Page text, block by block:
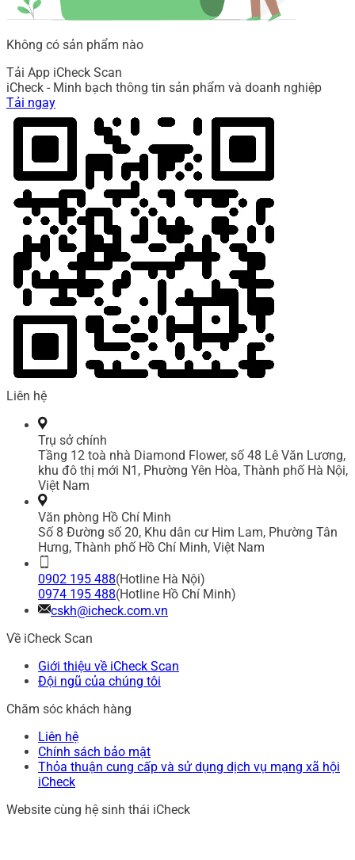
Không có sản phẩm nào
Tải App iCheck Scan
iCheck - Minh bạch thông tin sản phẩm và doanh nghiệp
Tải ngay
Liên hệ
Trụ sở chính
Tầng 12 toà nhà Diamond Flower, số 48 Lê Văn Lương,
khu đô thị mới N1, Phường Yên Hòa, Thành phố Hà Nội,
Việt Nam
Văn phòng Hồ Chí Minh
Số 8 Đường số 20, Khu dân cư Him Lam, Phường Tân
Hưng, Thành phố Hồ Chí Minh, Việt Nam
0902 195 488(Hotline Hà Nội)
0974 195 488(Hotline Hồ Chí Minh)
cskh@icheck.com.vn
Về iCheck Scan
Giới thiệu về iCheck Scan
Đội ngũ của chúng tôi
Chăm sóc khách hàng
Liên hệ
Chính sách bảo mật
Thỏa thuận cung cấp và sử dụng dịch vụ mạng xã hội
iCheck
Website cùng hệ sinh thái iCheck